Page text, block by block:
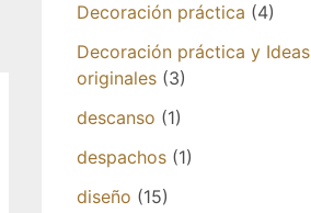
Decoración práctica (4)
Decoración práctica y Ideas
originales (3)
descanso (1)
despachos (1)
diseño (15)